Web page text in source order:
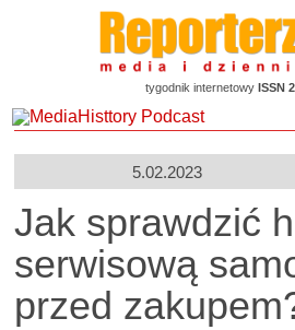
tygodnik internetowy ISSN
5.02.2023
Jak sprawdzić
serwisową
przed